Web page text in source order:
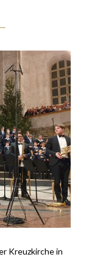
Kreuzkirche in